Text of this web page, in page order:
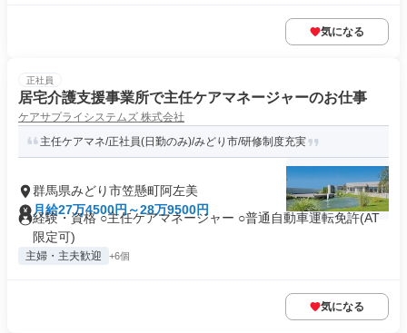
気になる
正社員
居宅介護支援事業所で主任ケアマネージャーのお仕事
ケアサプライシステムズ 株式会社
主任ケアマネ/正社員(日勤のみ)/みどり市/研修制度充実
群馬県みどり市笠懸町阿左美
月給27万4500円～28万9500円
経験・資格 ○主任ケアマネージャー ○普通自動車運転免許(AT
限定可)
主婦・主夫歓迎 +6個
気になる